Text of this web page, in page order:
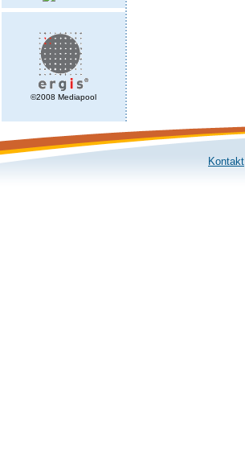
©2008 Mediapool
Kontakt